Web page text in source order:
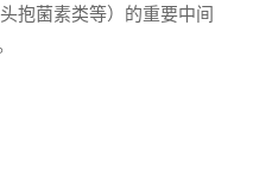
抱菌素类等）的重要中间